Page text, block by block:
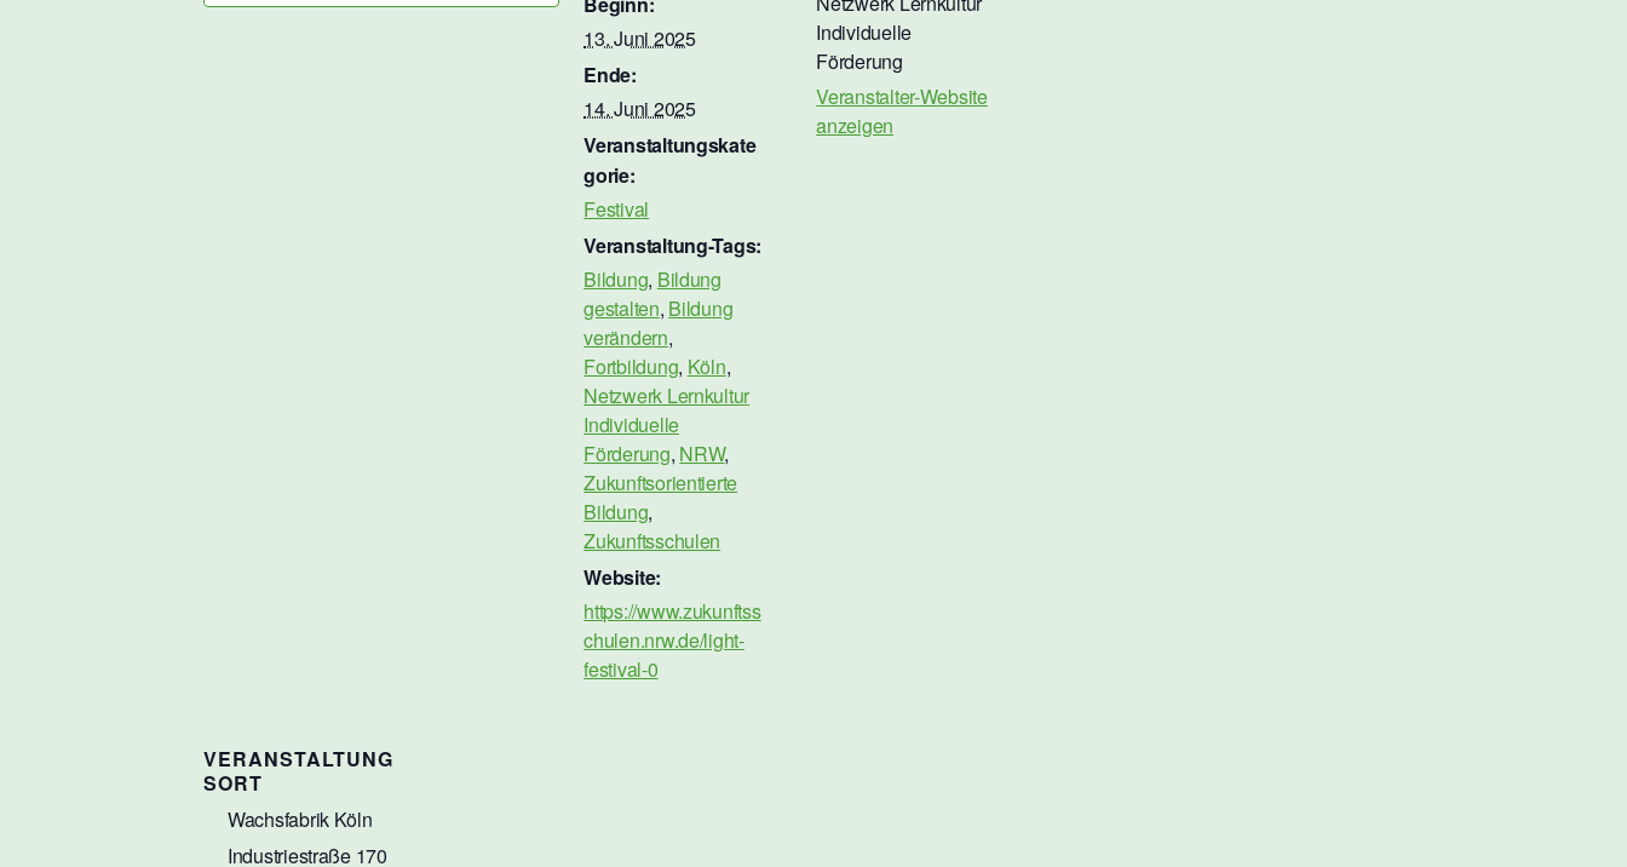
13. Juni 2025
Ende:
14. Juni 2025
Veranstaltungskate
gorie:
Festival
Veranstaltung-Tags:
Bildung, Bildung
gestalten, Bildung
verändern,
Fortbildung, Köln,
Netzwerk Lernkultur
Individuelle
Förderung, NRW,
Zukunftsorientierte
Bildung,
Zukunftsschulen
Website:
https://www.zukunftss
chulen.nrw.de/light-
festival-0
Individuelle
Förderung
Veranstalter-Website
anzeigen
VERANSTALTUNG
SORT
Wachsfabrik Köln
Industriestraße 170